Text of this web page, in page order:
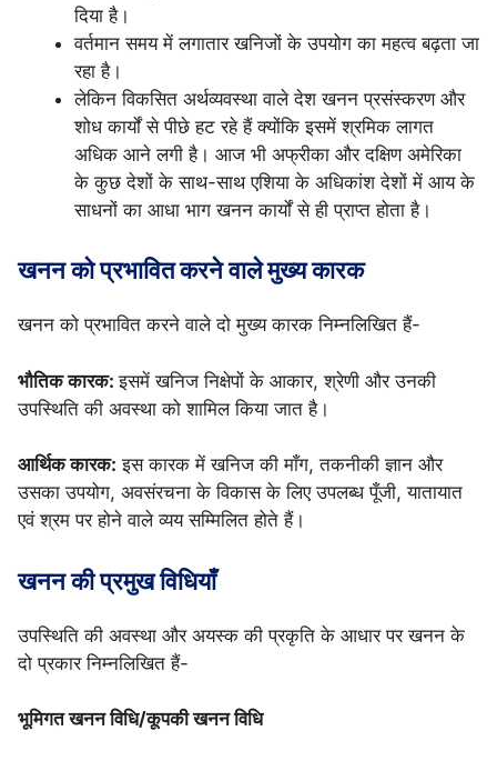
दिया है।
वर्तमान समय में लगातार खनिजों के उपयोग का महत्व बढ़ता जा
रहा है।
लेकिन विकसित अर्थव्यवस्था वाले देश खनन प्रसंस्करण और
शोध कार्यों से पीछे हट रहे हैं क्योंकि इसमें श्रमिक लागत
अधिक आने लगी है। आज भी अफ्रीका और दक्षिण अमेरिका
के कुछ देशों के साथ-साथ एशिया के अधिकांश देशों में आय के
साधनों का आधा भाग खनन कार्यों से ही प्राप्त होता है।
खनन को प्रभावित करने वाले मुख्य कारक
खनन को प्रभावित करने वाले दो मुख्य कारक निम्नलिखित हैं-
भौतिक कारक:इसमें खनिज निक्षेपों के आकार, श्रेणी और उनकी
उपस्थिति की अवस्था को शामिल किया जात है।
आर्थिक कारक: इस कारक में खनिज की माँग, तकनीकी ज्ञान और
उसका उपयोग, अवसंरचना के विकास के लिए उपलब्ध पूँजी, यातायात
एवं श्रम पर होने वाले व्यय सम्मिलित होते हैं।
खनन की प्रमुख विधियाँ
उपस्थिति की अवस्था और अयस्क की प्रकृति के आधार पर खनन के
दो प्रकार निम्नलिखित हैं-
भूमिगत खनन विधि/कूपकी खनन विधि